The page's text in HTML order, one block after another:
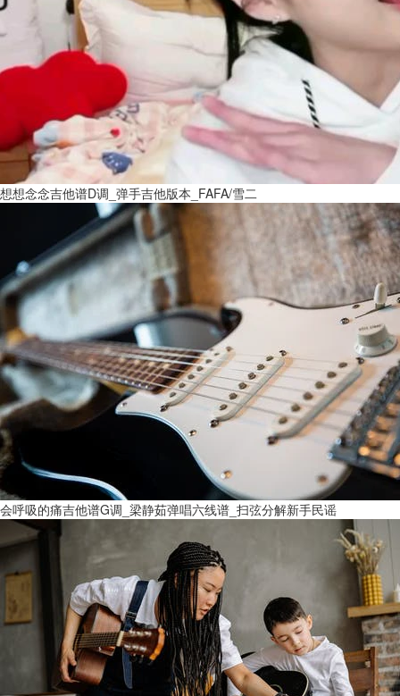
想想念念吉他谱D调_弹手吉他版本_FAFA/雪二
会呼吸的痛吉他谱G调_梁静茹弹唱六线谱_扫弦分解新手民谣